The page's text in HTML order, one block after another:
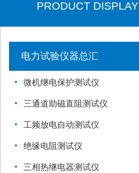
PRODUCT DISPLAY
电力试验仪器总汇
微机继电保护测试仪
三通道助磁直阻测试仪
工频放电自动测试仪
绝缘电阻测试仪
三相热继电器测试仪